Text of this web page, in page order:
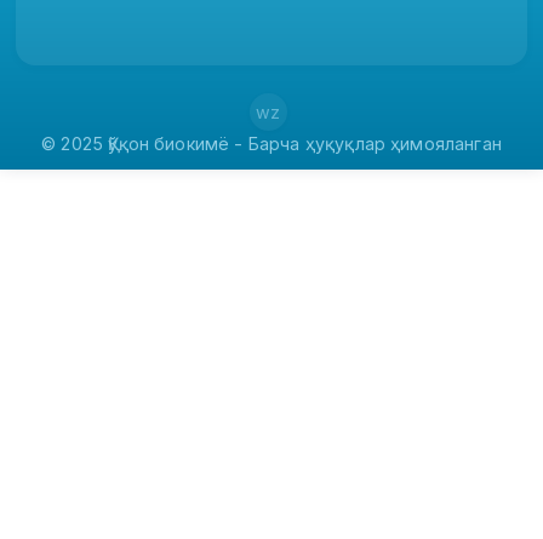
wz
© 2025 Қўқон биокимё - Барча ҳуқуқлар ҳимояланган